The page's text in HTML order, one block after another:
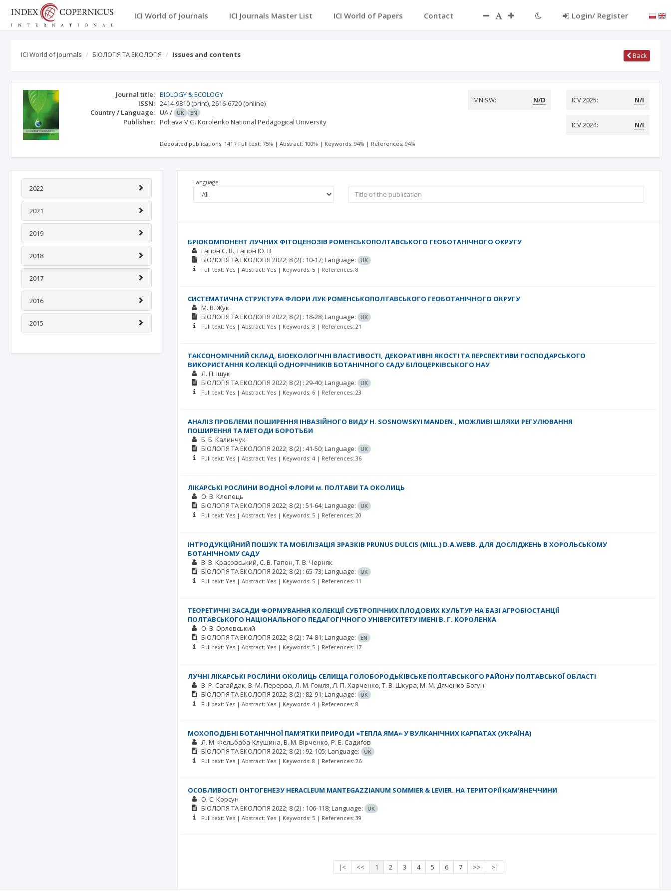
ICI World of Journals ICI Journals Master List ICI World of Papers Contact Login/ Register
ICI World of Journals БІОЛОГІЯ ТА ЕКОЛОГІЯ Issues and contents Back
Journal title: BIOLOGY & ECOLOGY
ISSN: 2414-9810 (print),2616-6720 (online)
Country / Language: UA/ UK EN
Publisher: Poltava V.G. Korolenko National Pedagogical University
MNiSW: N/D ICV 2025: N/I
ICV 2024: N/I
Deposited publications: 141 Full text: 75% |Abstract: 100% | Keywords: 94% | References: 94%
2022
2021
2019
2018
2017
2016
2015
Language
БРІОКОМПОНЕНТ ЛУЧНИХ ФІТОЦЕНОЗІВ РОМЕНСЬКОПОЛТАВСЬКОГО ГЕОБОТАНІЧНОГО ОКРУГУ
Гапон С. В. Гапон Ю. В
БІОЛОГІЯ ТА ЕКОЛОГІЯ 2022; 8 (2) : 10-17; Language: UK
Full text: Yes | Abstract: Yes | Keywords: 5 | References: 8
СИСТЕМАТИЧНА СТРУКТУРА ФЛОРИ ЛУК РОМЕНСЬКОПОЛТАВСЬКОГО ГЕОБОТАНІЧНОГО ОКРУГУ
М. В. Жук
БІОЛОГІЯ ТА ЕКОЛОГІЯ 2022; 8 (2) : 18-28; Language: UK
Full text: Yes | Abstract: Yes | Keywords: 3 | References: 21
ТАКСОНОМІЧНИЙ СКЛАД, БІОЕКОЛОГІЧНІ ВЛАСТИВОСТІ, ДЕКОРАТИВНІ ЯКОСТІ ТА ПЕРСПЕКТИВИ ГОСПОДАРСЬКОГО
ВИКОРИСТАННЯ КОЛЕКЦІЇ ОДНОРІЧНИКІВ БОТАНІЧНОГО САДУ БІЛОЦЕРКІВСЬКОГО НАУ
Л. П. Іщук
БІОЛОГІЯ ТА ЕКОЛОГІЯ 2022; 8 (2) : 29-40; Language: UK
Full text: Yes | Abstract: Yes | Keywords: 6 | References: 23
АНАЛІЗ ПРОБЛЕМИ ПОШИРЕННЯ ІНВАЗІЙНОГО ВИДУ H. SOSNOWSKYI MANDEN., МОЖЛИВІ ШЛЯХИ РЕГУЛЮВАННЯ
ПОШИРЕННЯ ТА МЕТОДИ БОРОТЬБИ
Б. Б. Калинчук
БІОЛОГІЯ ТА ЕКОЛОГІЯ 2022; 8 (2) : 41-50; Language: UK
Full text: Yes | Abstract: Yes | Keywords: 4 | References: 36
ЛІКАРСЬКІ РОСЛИНИ ВОДНОЇ ФЛОРИ м. ПОЛТАВИ ТА ОКОЛИЦЬ
О. В. Клепець
БІОЛОГІЯ ТА ЕКОЛОГІЯ 2022; 8 (2) : 51-64; Language: UK
Full text: Yes | Abstract: Yes | Keywords: 5 | References: 20
ІНТРОДУКЦІЙНИЙ ПОШУК ТА МОБІЛІЗАЦІЯ ЗРАЗКІВ PRUNUS DULCIS (MILL.) D.A.WEBB. ДЛЯ ДОСЛІДЖЕНЬ В ХОРОЛЬСЬКОМУ
БОТАНІЧНОМУ САДУ
В. В. Красовський С. В. Гапон Т. В. Черняк
БІОЛОГІЯ ТА ЕКОЛОГІЯ 2022; 8 (2) : 65-73; Language: UK
Full text: Yes | Abstract: Yes | Keywords: 5 | References: 11
ТЕОРЕТИЧНІ ЗАСАДИ ФОРМУВАННЯ КОЛЕКЦІЇ СУБТРОПІЧНИХ ПЛОДОВИХ КУЛЬТУР НА БАЗІ АГРОБІОСТАНЦІЇ
ПОЛТАВСЬКОГО НАЦІОНАЛЬНОГО ПЕДАГОГІЧНОГО УНІВЕРСИТЕТУ ІМЕНІ В. Г. КОРОЛЕНКА
О. В. Орловський
БІОЛОГІЯ ТА ЕКОЛОГІЯ 2022; 8 (2) : 74-81; Language: EN
Full text: Yes | Abstract: Yes | Keywords: 5 | References: 17
ЛУЧНІ ЛІКАРСЬКІ РОСЛИНИ ОКОЛИЦЬ СЕЛИЩА ГОЛОБОРОДЬКІВСЬКЕ ПОЛТАВСЬКОГО РАЙОНУ ПОЛТАВСЬКОЇ ОБЛАСТІ
В. Р. Сагайдак В. М. Перерва Л. М. Гомля Л. П. Харченко Т. В. Шкура М. М. Дяченко-Богун
БІОЛОГІЯ ТА ЕКОЛОГІЯ 2022; 8 (2) : 82-91; Language: UK
Full text: Yes | Abstract: Yes | Keywords: 4 | References: 8
МОХОПОДІБНІ БОТАНІЧНОЇ ПАМ’ЯТКИ ПРИРОДИ «ТЕПЛА ЯМА» У ВУЛКАНІЧНИХ КАРПАТАХ (УКРАЇНА)
Л. М. Фельбаба-Клушина В. М. Вірченко Р. Е. Садиґов
БІОЛОГІЯ ТА ЕКОЛОГІЯ 2022; 8 (2) : 92-105; Language: UK
Full text: Yes | Abstract: Yes | Keywords: 8 | References: 26
ОСОБЛИВОСТІ ОНТОГЕНЕЗУ HERACLEUM MANTEGAZZIANUM SOMMIER & LEVIER. НА ТЕРИТОРІЇ КАМ’ЯНЕЧЧИНИ
О. С. Корсун
БІОЛОГІЯ ТА ЕКОЛОГІЯ 2022; 8 (2) : 106-118; Language: UK
Full text: Yes | Abstract: Yes | Keywords: 5 | References: 39
|< << 1 2 3 4 5 6 7 >> >|